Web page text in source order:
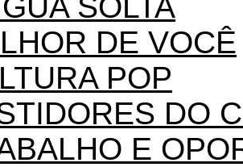
DE VOCÊ
POP
DO
E